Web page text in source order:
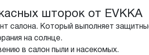
шторок от EVKKA
салона. Который выполняет
на солнце.
в салон пыли и насекомых.